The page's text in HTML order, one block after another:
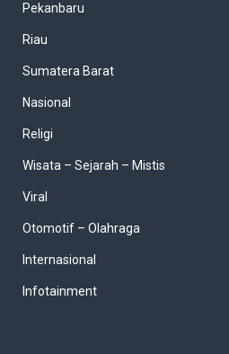
Pekanbaru
Riau
Sumatera Barat
Nasional
Religi
Wisata – Sejarah – Mistis
Viral
Otomotif – Olahraga
Internasional
Infotainment